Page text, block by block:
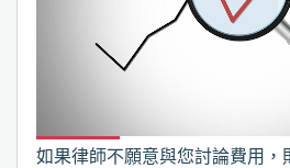
如果律師不願意與您討論費用，